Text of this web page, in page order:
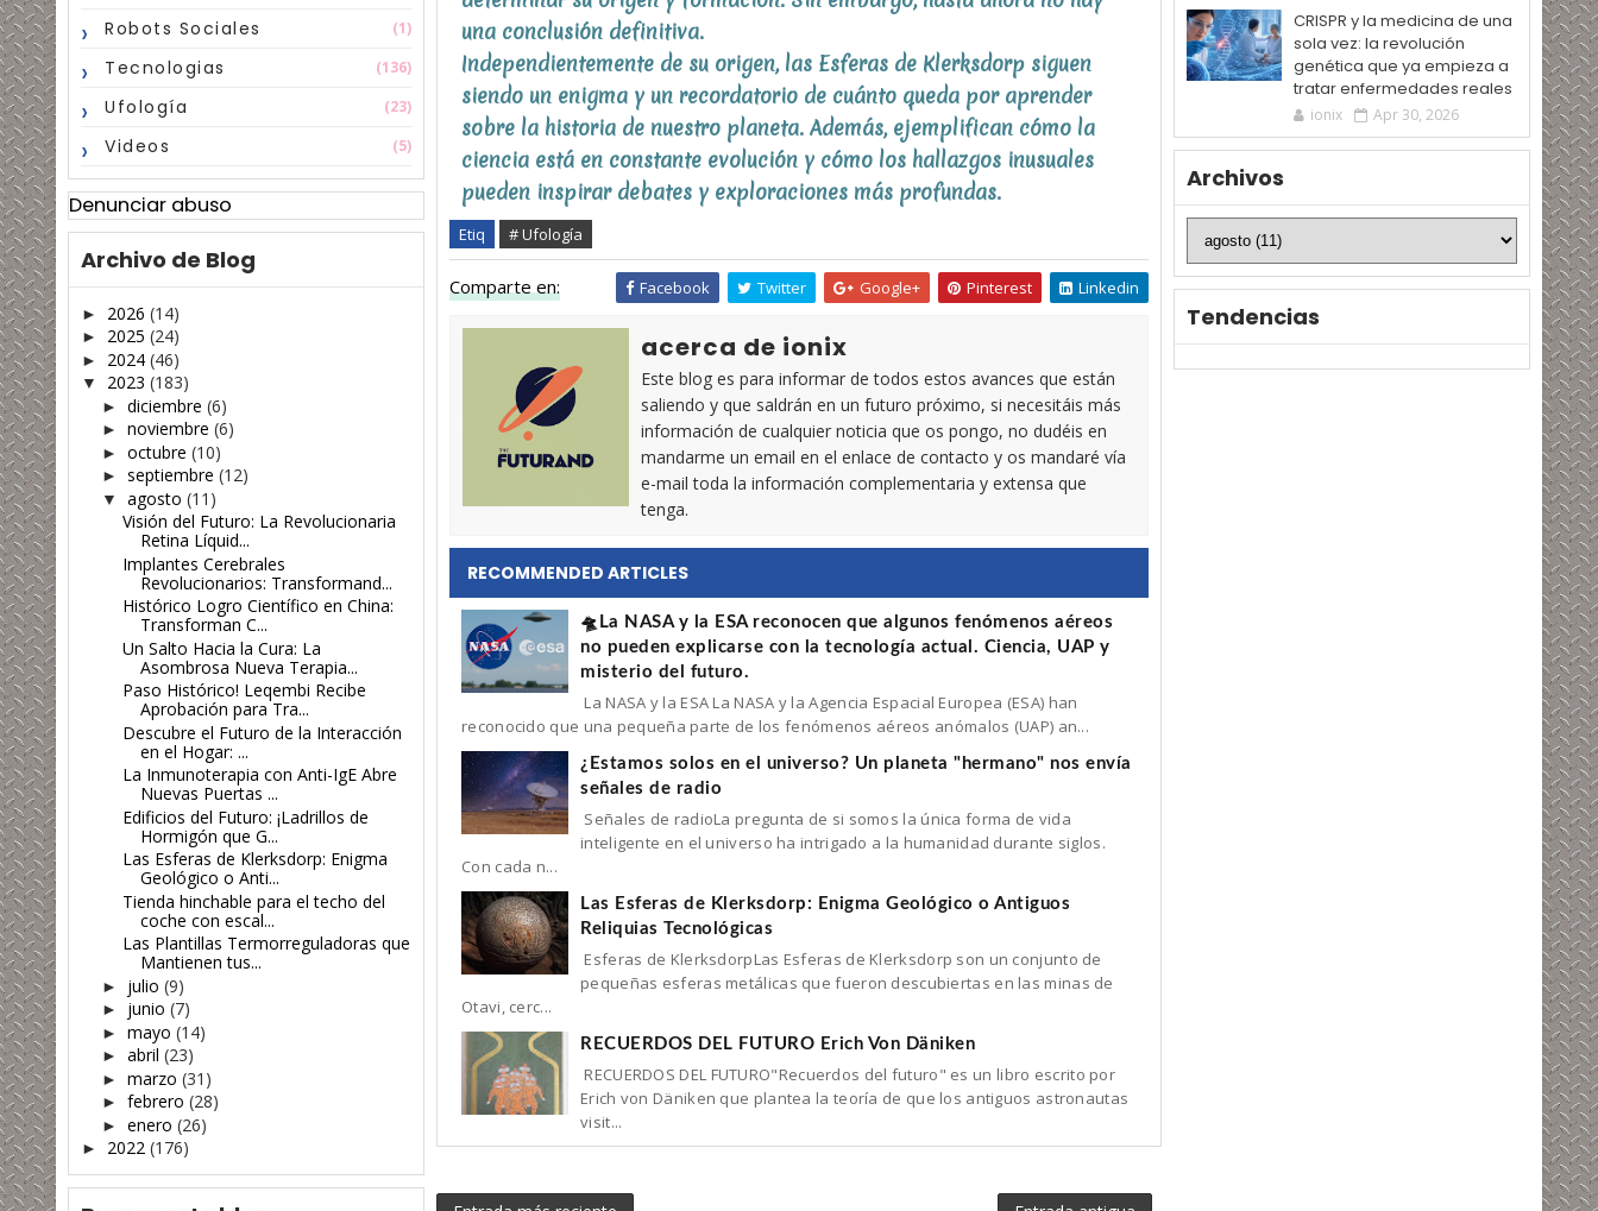
Robots Sociales (1)
Tecnologias (136)
Ufología (23)
Videos (5)
Denunciar abuso
Archivo de Blog
► 2026 (14)
► 2025 (24)
► 2024 (46)
▼ 2023 (183)
► diciembre (6)
► noviembre (6)
► octubre (10)
► septiembre (12)
▼ agosto (11)
Visión del Futuro: La Revolucionaria
Retina Líquid...
Implantes Cerebrales
Revolucionarios: Transformand...
Histórico Logro Científico en China:
Transforman C...
Un Salto Hacia la Cura: La
Asombrosa Nueva Terapia...
Paso Histórico! Leqembi Recibe
Aprobación para Tra...
Descubre el Futuro de la Interacción
en el Hogar: ...
La Inmunoterapia con Anti-IgE Abre
Nuevas Puertas ...
Edificios del Futuro: ¡Ladrillos de
Hormigón que G...
Las Esferas de Klerksdorp: Enigma
Geológico o Anti...
Tienda hinchable para el techo del
coche con escal...
Las Plantillas Termorreguladoras que
Mantienen tus...
► julio (9)
► junio (7)
► mayo (14)
► abril (23)
► marzo (31)
► febrero (28)
► enero (26)
► 2022 (176)
una conclusión definitiva.
Independientemente de su origen, las Esferas de Klerksdorp siguen
siendo un enigma y un recordatorio de cuánto queda por aprender
sobre la historia de nuestro planeta. Además, ejemplifican cómo la
ciencia está en constante evolución y cómo los hallazgos inusuales
pueden inspirar debates y exploraciones más profundas.
Etiq # Ufología
Comparte en: Facebook Twitter Google+ Pinterest Linkedin
acerca de ionix
Este blog es para informar de todos estos avances que están
saliendo y que saldrán en un futuro próximo, si necesitáis más
información de cualquier noticia que os pongo, no dudéis en
mandarme un email en el enlace de contacto y os mandaré vía
e-mail toda la información complementaria y extensa que
tenga.
RECOMMENDED ARTICLES
🛸La NASA y la ESA reconocen que algunos fenómenos aéreos
no pueden explicarse con la tecnología actual. Ciencia, UAP y
misterio del futuro.
La NASA y la ESA La NASA y la Agencia Espacial Europea (ESA) han
reconocido que una pequeña parte de los fenómenos aéreos anómalos (UAP) an...
¿Estamos solos en el universo? Un planeta "hermano" nos envía
señales de radio
Señales de radioLa pregunta de si somos la única forma de vida
inteligente en el universo ha intrigado a la humanidad durante siglos.
Con cada n...
Las Esferas de Klerksdorp: Enigma Geológico o Antiguos
Reliquias Tecnológicas
Esferas de KlerksdorpLas Esferas de Klerksdorp son un conjunto de
pequeñas esferas metálicas que fueron descubiertas en las minas de
Otavi, cerc...
RECUERDOS DEL FUTURO Erich Von Däniken
RECUERDOS DEL FUTURO"Recuerdos del futuro" es un libro escrito por
Erich von Däniken que plantea la teoría de que los antiguos astronautas
visit...
CRISPR y la medicina de una
sola vez: la revolución
genética que ya empieza a
tratar enfermedades reales
ionix Apr 30, 2026
Archivos
Tendencias